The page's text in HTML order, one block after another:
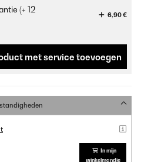
(+ 12
6,90 €
met service toevoegen
In mijn
winkelmandje